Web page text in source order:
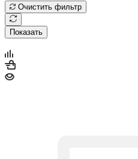
Очистить фильтр
Показать